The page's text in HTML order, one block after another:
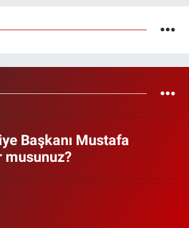
Başkanı Mustafa
musunuz?